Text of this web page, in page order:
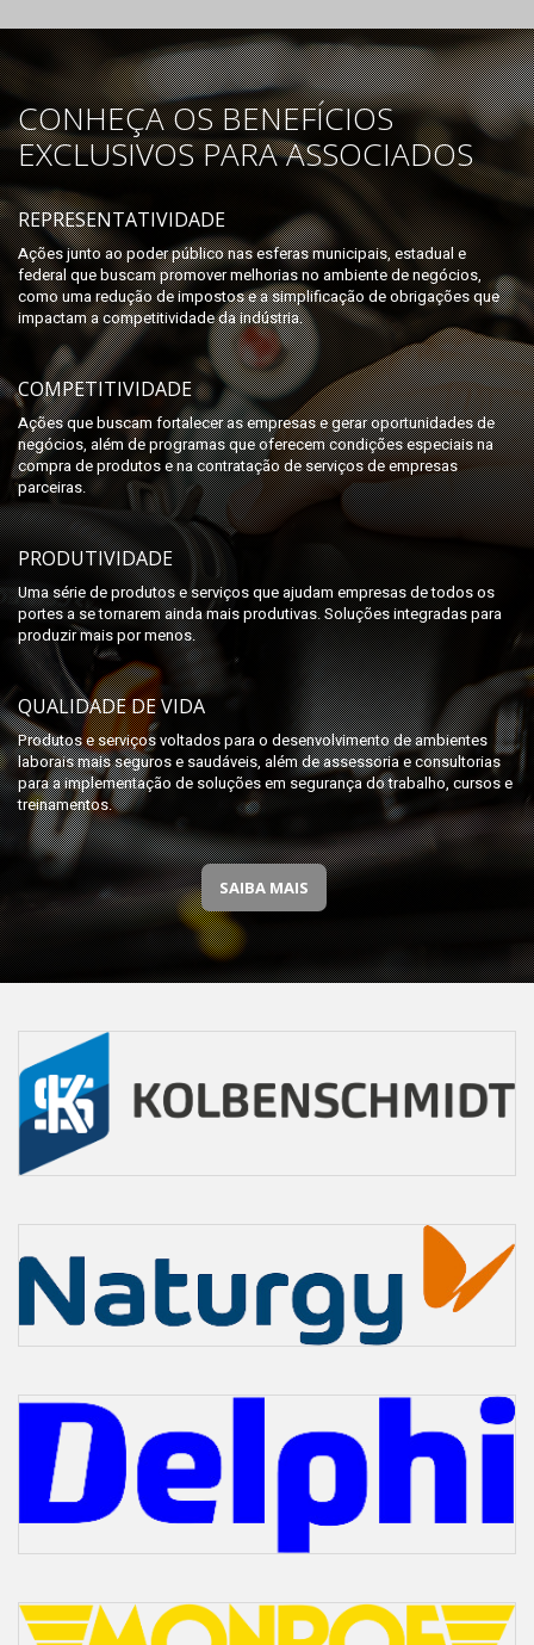
CONHEÇA OS BENEFÍCIOS
EXCLUSIVOS PARA ASSOCIADOS
REPRESENTATIVIDADE
Ações junto ao poder público nas esferas municipais, estadual e
federal que buscam promover melhorias no ambiente de negócios,
como uma redução de impostos e a simplificação de obrigações que
impactam a competitividade da indústria.
COMPETITIVIDADE
Ações que buscam fortalecer as empresas e gerar oportunidades de
negócios, além de programas que oferecem condições especiais na
compra de produtos e na contratação de serviços de empresas
parceiras.
PRODUTIVIDADE
Uma série de produtos e serviços que ajudam empresas de todos os
portes a se tornarem ainda mais produtivas. Soluções integradas para
produzir mais por menos.
QUALIDADE DE VIDA
Produtos e serviços voltados para o desenvolvimento de ambientes
laborais mais seguros e saudáveis, além de assessoria e consultorias
para a implementação de soluções em segurança do trabalho, cursos e
treinamentos.
SAIBA MAIS